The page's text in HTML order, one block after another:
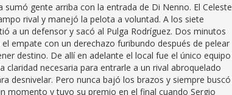
sumó gente arriba con la entrada de Di Nenno. El Celeste
rival y manejó la pelota a voluntad. A los siete
a un defensor y sacó al Pulga Rodríguez. Dos minutos
el empate con un derechazo furibundo después de pelear
destino. De allí en adelante el local fue el único equipo
claridad necesaria para entrarle a un rival abroquelado
desnivelar. Pero nunca bajó los brazos y siempre buscó
momento y tuvo su premio en el final cuando Sergio